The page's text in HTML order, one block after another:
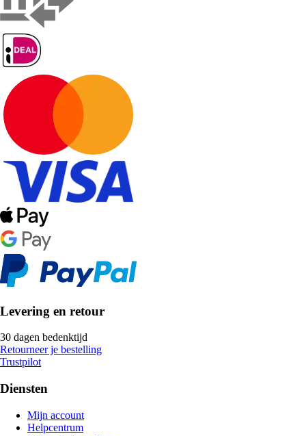
Levering en retour
30 dagen bedenktijd
Retourneer je bestelling
Trustpilot
Diensten
Mijn account
Helpcentrum